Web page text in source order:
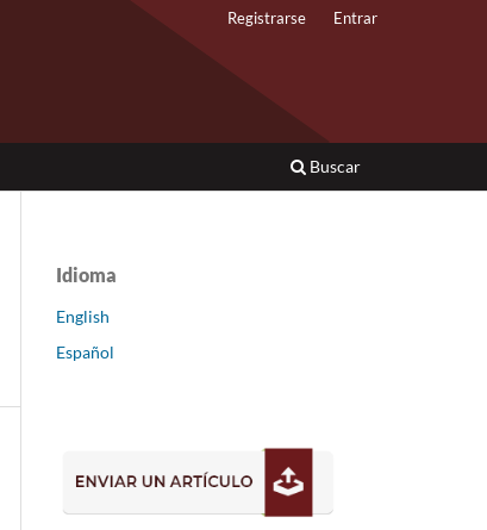
Buscar
Registrarse Entrar
Idioma
English
Español